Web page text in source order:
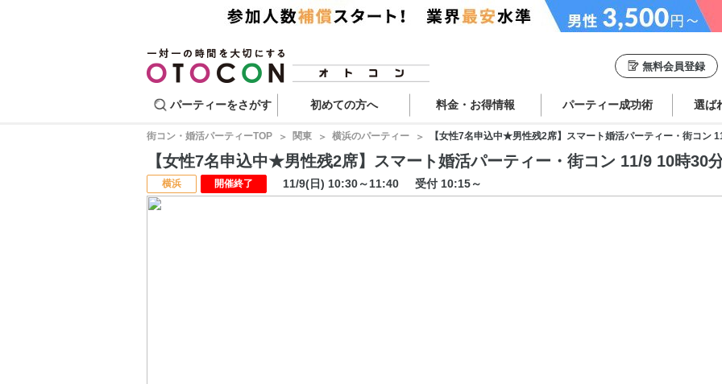
無料会員登録
パーティーをさがす 初めての方へ 料金・お得情報 パーティー成功術 選ば
街コン・婚活パーティーTOP 関東 横浜のパーティー 【女性7名申込中★男性残2席】スマート婚活パーティー・街コン
【女性7名申込中★男性残2席】スマート婚活パーティー・街コン 11/9 10時30
横浜 開催終了 11/9(日) 10:30～11:40 受付 10:15～